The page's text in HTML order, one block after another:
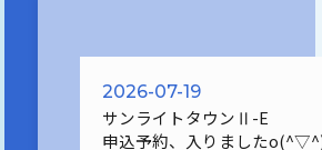
2026-07-19
サンライトタウンⅡ-E
申込予約、入りました